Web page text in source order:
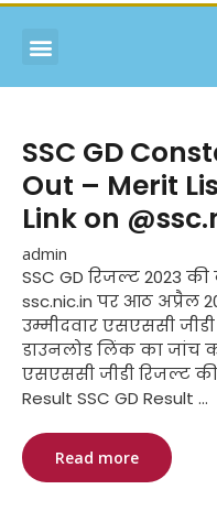
SSC GD
Out – Merit
Link on
admin
SSC GD रिजल्ट 2023
ssc.nic.in पर आठ अप्रैल
उम्मीदवार एसएससी
डाउनलोड लिंक का
एसएससी जीडी रिजल्ट
Result SSC GD Result ...
Read more